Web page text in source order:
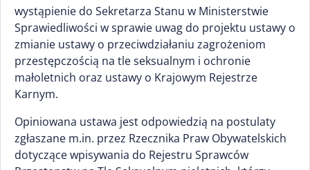
wystąpienie do Sekretarza Stanu w Ministerstwie
Sprawiedliwości w sprawie uwag do projektu ustawy o
zmianie ustawy o przeciwdziałaniu zagrożeniom
przestępczością na tle seksualnym i ochronie
małoletnich oraz ustawy o Krajowym Rejestrze
Karnym.
Opiniowana ustawa jest odpowiedzią na postulaty
zgłaszane m.in. przez Rzecznika Praw Obywatelskich
dotyczące wpisywania do Rejestru Sprawców